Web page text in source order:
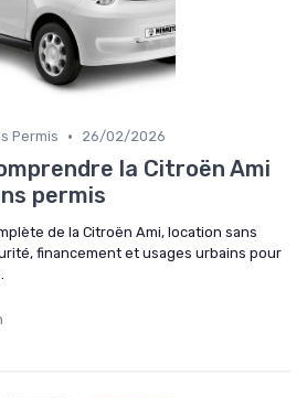
Permis • 26/02/2026
la Citroën Ami
permis
de la Citroën Ami, location sans
financement et usages urbains pour